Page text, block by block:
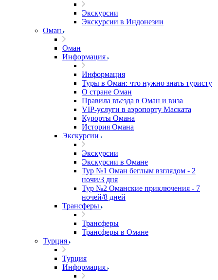
Экскурсии
Экскурсии в Индонезии
Оман
Оман
Информация
Информация
Туры в Оман: что нужно знать туристу
О стране Оман
Правила въезда в Оман и виза
VIP-услуги в аэропорту Маската
Курорты Омана
История Омана
Экскурсии
Экскурсии
Экскурсии в Омане
Тур №1 Оман беглым взглядом - 2
ночи/3 дня
Тур №2 Оманские приключения - 7
ночей/8 дней
Трансферы
Трансферы
Трансферы в Омане
Турция
Турция
Информация